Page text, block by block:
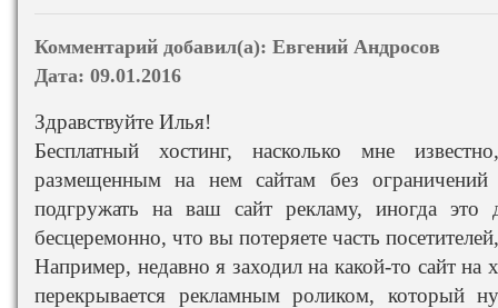
Комментарий добавил(а): Евгений Андросов
Дата: 09.01.2016
Здравствуйте Илья!
Бесплатный хостинг, насколько мне
размещенным на нем сайтам без
подгружать на ваш сайт рекламу, иногда это
бесцеремонно, что вы потеряете часть
Например, недавно я заходил на какой-то сайт на
перекрывается рекламным роликом, который